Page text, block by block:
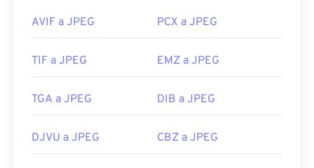
AVIF a JPEG PCX a JPEG
TIF a JPEG EMZ a JPEG
TGA a JPEG DIB a JPEG
DJVU a JPEG CBZ a JPEG